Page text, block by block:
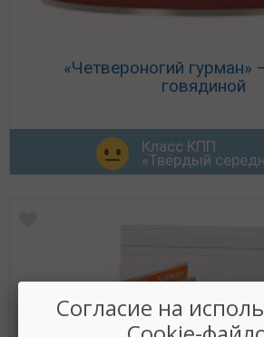
«Четвероногий гурман»
говядиной
Класс КПП
«Твёрдый
Согласие на